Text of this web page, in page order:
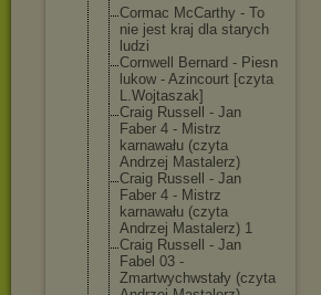
Cormac McCarthy - To
nie jest kraj dla starych
ludzi
Cornwell Bernard - Piesn
lukow - Azincourt [czyta
L.Wojtaszak]
Craig Russell - Jan
Faber 4 - Mistrz
karnawału (czyta
Andrzej Mastalerz)
Craig Russell - Jan
Faber 4 - Mistrz
karnawału (czyta
Andrzej Mastalerz) 1
Craig Russell - Jan
Fabel 03 -
Zmartwychwstały (czyta